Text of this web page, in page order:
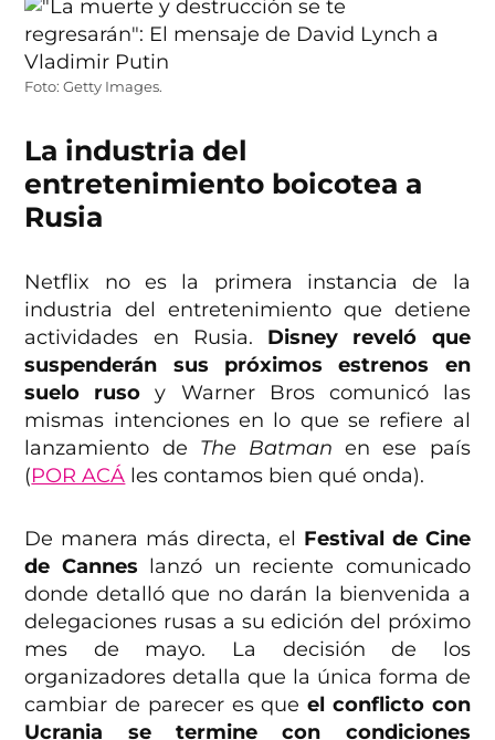
Foto: Getty Images.
La industria del
entretenimiento boicotea a
Rusia
Netflix no es la primera instancia de la
industria del entretenimiento que detiene
actividades en Rusia. Disney reveló que
suspenderán sus próximos estrenos en
suelo ruso y Warner Bros comunicó las
mismas intenciones en lo que se refiere al
lanzamiento de The Batman en ese país
(POR ACÁ les contamos bien qué onda).
De manera más directa, el Festival de Cine
de Cannes lanzó un reciente comunicado
donde detalló que no darán la bienvenida a
delegaciones rusas a su edición del próximo
mes de mayo. La decisión de los
organizadores detalla que la única forma de
cambiar de parecer es queel conflicto con
Ucrania se termine con condiciones